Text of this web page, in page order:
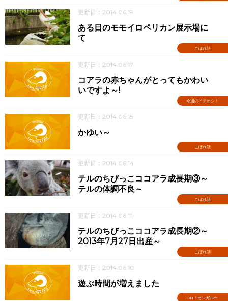
更新日：2014.06.19
こぼれ話
ある日のモモイロペリカン展示場に
て
更新日：2014.06.17
今週のイチオシ！
コアラの赤ちゃんがとってもかわい
いですよ～!
更新日：2014.06.15
こぼれ話
かゆい～
更新日：2014.06.14
こぼれ話
テルのちびっこココアラ成長期③～
テルの体調不良～
更新日：2014.06.11
こぼれ話
テルのちびっこココアラ成長期②～
2013年7月27日出産～
更新日：2014.06.10
OH！カンガルー
遊ぶ時間が増えました